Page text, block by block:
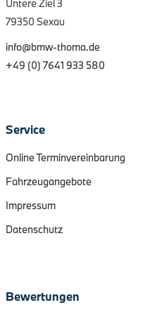
Untere Ziel 3
79350 Sexau
info@bmw-thoma.de
+49 (0) 7641 933 580
Service
Online Terminvereinbarung
Fahrzeugangebote
Impressum
Datenschutz
Bewertungen